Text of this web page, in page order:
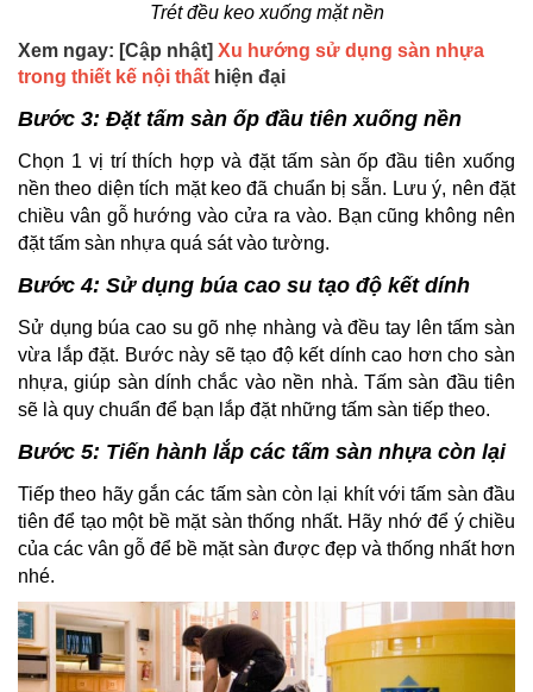
Trét đều keo xuống mặt nền
Xem ngay: [Cập nhật] Xu hướng sử dụng sàn nhựa
trong thiết kế nội thất hiện đại
Bước 3: Đặt tấm sàn ốp đầu tiên xuống nền
Chọn 1 vị trí thích hợp và đặt tấm sàn ốp đầu tiên xuống
nền theo diện tích mặt keo đã chuẩn bị sẵn. Lưu ý, nên đặt
chiều vân gỗ hướng vào cửa ra vào. Bạn cũng không nên
đặt tấm sàn nhựa quá sát vào tường.
Bước 4: Sử dụng búa cao su tạo độ kết dính
Sử dụng búa cao su gõ nhẹ nhàng và đều tay lên tấm sàn
vừa lắp đặt. Bước này sẽ tạo độ kết dính cao hơn cho sàn
nhựa, giúp sàn dính chắc vào nền nhà. Tấm sàn đầu tiên
sẽ là quy chuẩn để bạn lắp đặt những tấm sàn tiếp theo.
Bước 5: Tiến hành lắp các tấm sàn nhựa còn lại
Tiếp theo hãy gắn các tấm sàn còn lại khít với tấm sàn đầu
tiên để tạo một bề mặt sàn thống nhất. Hãy nhớ để ý chiều
của các vân gỗ để bề mặt sàn được đẹp và thống nhất hơn
nhé.